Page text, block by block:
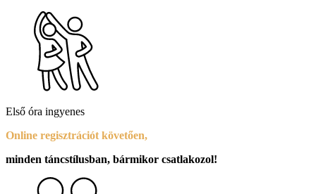
Első óra ingyenes
Online regisztrációt követően,
minden táncstílusban, bármikor csatlakozol!